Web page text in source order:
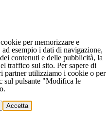
per memorizzare e
esempio i dati di navigazione,
contenuti e delle pubblicità, la
traffico sul sito. Per sapere di
partner utilizziamo i cookie o per
sul pulsante "Modifica le
Accetta